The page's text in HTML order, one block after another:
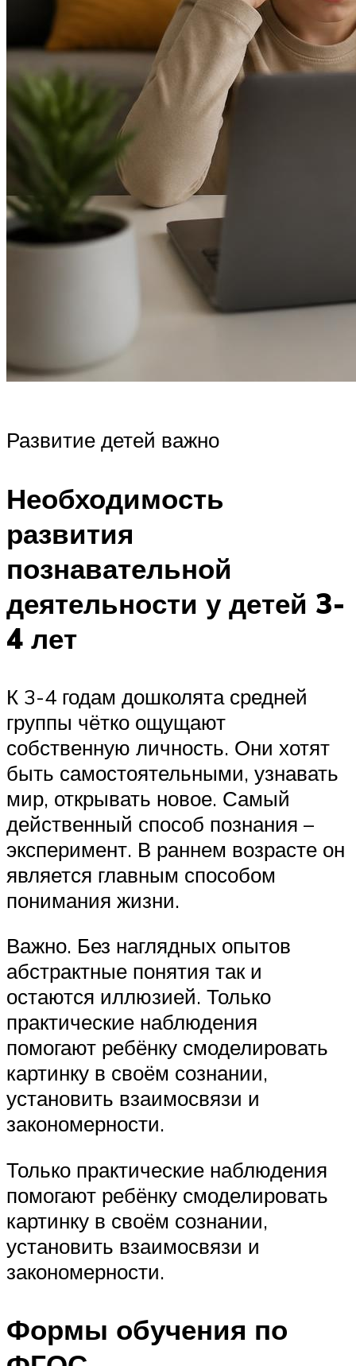
Развитие детей важно
Необходимость
развития
познавательной
деятельности у детей 3-
4 лет
К 3-4 годам дошколята средней
группы чётко ощущают
собственную личность. Они хотят
быть самостоятельными, узнавать
мир, открывать новое. Самый
действенный способ познания –
эксперимент. В раннем возрасте он
является главным способом
понимания жизни.
Важно. Без наглядных опытов
абстрактные понятия так и
остаются иллюзией. Только
практические наблюдения
помогают ребёнку смоделировать
картинку в своём сознании,
установить взаимосвязи и
закономерности.
Только практические наблюдения
помогают ребёнку смоделировать
картинку в своём сознании,
установить взаимосвязи и
закономерности.
Формы обучения по